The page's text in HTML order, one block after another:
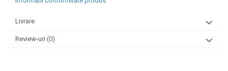
Livrare
Review-uri (0)